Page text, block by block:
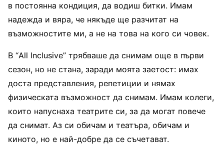
в постоянна кондиция, да водиш битки. Имам
надежда и вяра, че някъде ще разчитат на
възможностите ми, а не на това на кого си човек.
В “All Inclusive” трябваше да снимам още в първи
сезон, но не стана, заради моята заетост: имах
доста представления, репетиции и нямах
физическата възможност да снимам. Имам колеги,
които напуснаха театрите си, за да могат повече
да снимат. Аз си обичам и театъра, обичам и
киното, но е най-добре да се съчетават.